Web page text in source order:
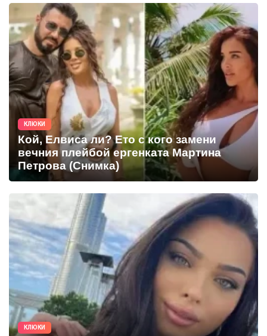
КЛЮКИ
Кой, Елвиса ли? Ето с кого замени
вечния плейбой ергенката Мартина
Петрова (Снимка)
КЛЮКИ